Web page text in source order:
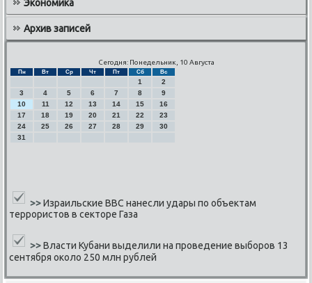
Экономика
Архив записей
Сегодня: Понедельник, 10 Августа
Пн Вт Ср Чт Пт Сб Вс
1
2
3
4 5 6 7 8
9
10
11 12 13 14 15
16
17
18 19 20 21 22
23
24
25 26 27 28 29
30
31
>>Израильские ВВС нанесли удары по объектам
террористов в секторе Газа
>> Власти Кубани выделили на проведение выборов 13
сентября около 250 млн рублей